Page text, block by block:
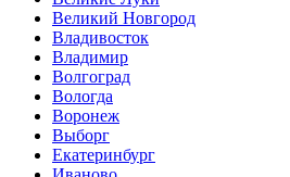
Великий Новгород
Владивосток
Владимир
Волгоград
Вологда
Воронеж
Выборг
Екатеринбург